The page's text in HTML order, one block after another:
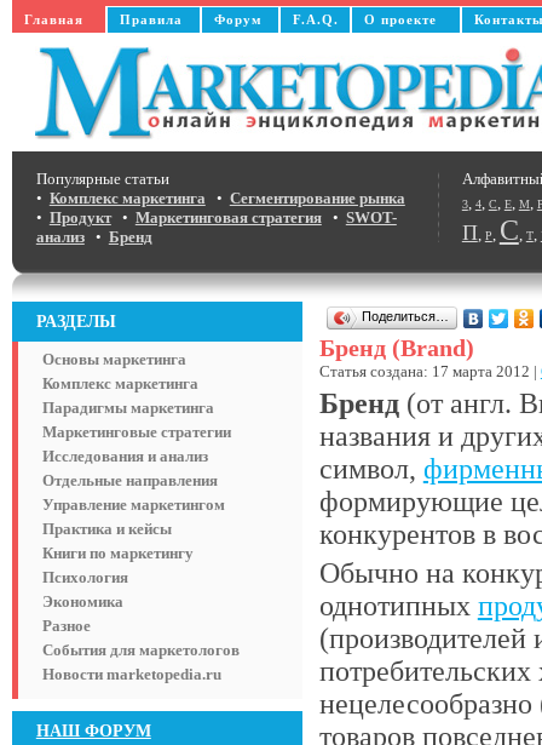
Главная Правила Форум F.A.Q. О проекте
3, 4, C, E, M,
П, Р, С, Т,
Популярные статьи
• Комплекс маркетинга • Сегментирование рынка
• Продукт• Маркетинговая стратегия• SWOT-
анализ• Бренд
РАЗДЕЛЫ
Основы маркетинга
Комплекс маркетинга
Парадигмы маркетинга
Маркетинговые стратегии
Исследования и анализ
Отдельные направления
Управление маркетингом
Практика и кейсы
Книги по маркетингу
Психология
Экономика
Разное
События для маркетологов
Новости marketopedia.ru
НАШ ФОРУМ
Поделиться…
Бренд (Brand)
Статья создана: 17 марта 2012 |
Бренд(от англ.
названия и
символ,
формирующие
конкурентов в
Обычно на
однотипных
товаров